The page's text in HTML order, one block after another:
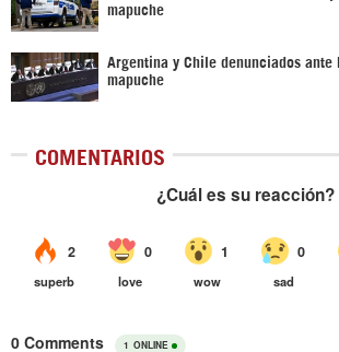
mapuche
Argentina y Chile denunciados ante
mapuche
COMENTARIOS